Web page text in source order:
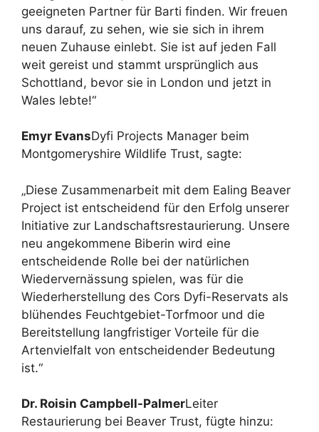
geeigneten Partner für Barti finden. Wir freuen
uns darauf, zu sehen, wie sie sich in ihrem
neuen Zuhause einlebt. Sie ist auf jeden Fall
weit gereist und stammt ursprünglich aus
Schottland, bevor sie in London und jetzt in
Wales lebte!“
Emyr EvansDyfi Projects Manager beim
Montgomeryshire Wildlife Trust, sagte:
„Diese Zusammenarbeit mit dem Ealing Beaver
Project ist entscheidend für den Erfolg unserer
Initiative zur Landschaftsrestaurierung. Unsere
neu angekommene Biberin wird eine
entscheidende Rolle bei der natürlichen
Wiedervernässung spielen, was für die
Wiederherstellung des Cors Dyfi-Reservats als
blühendes Feuchtgebiet-Torfmoor und die
Bereitstellung langfristiger Vorteile für die
Artenvielfalt von entscheidender Bedeutung
ist.“
Dr. Roisin Campbell-PalmerLeiter
Restaurierung bei Beaver Trust, fügte hinzu: